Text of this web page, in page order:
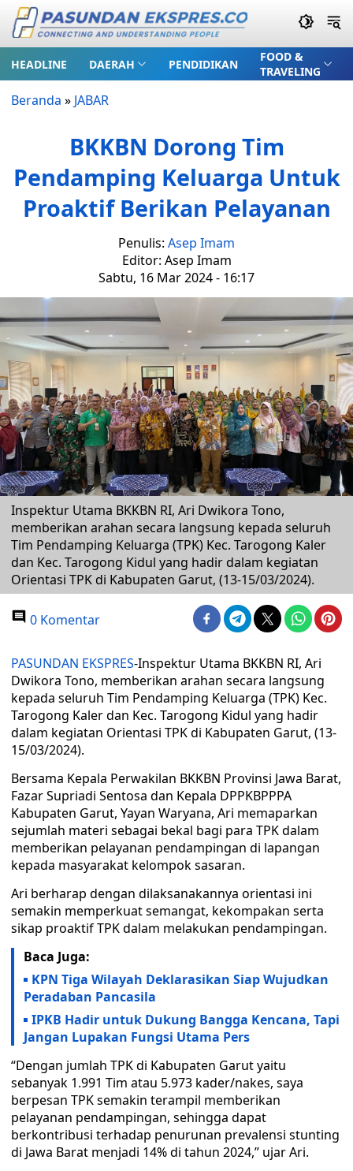
HEADLINE DAERAH PENDIDIKAN
FOOD &
TRAVELING
Beranda » JABAR
BKKBN Dorong Tim
Pendamping Keluarga Untuk
Proaktif Berikan Pelayanan
Penulis: Asep Imam
Editor: Asep Imam
Sabtu, 16 Mar 2024 - 16:17
Inspektur Utama BKKBN RI, Ari Dwikora Tono,
memberikan arahan secara langsung kepada seluruh
Tim Pendamping Keluarga (TPK) Kec. Tarogong Kaler
dan Kec. Tarogong Kidul yang hadir dalam kegiatan
Orientasi TPK di Kabupaten Garut, (13-15/03/2024).
0 Komentar
PASUNDAN EKSPRES-Inspektur Utama BKKBN RI, Ari
Dwikora Tono, memberikan arahan secara langsung
kepada seluruh Tim Pendamping Keluarga (TPK) Kec.
Tarogong Kaler dan Kec. Tarogong Kidul yang hadir
dalam kegiatan Orientasi TPK di Kabupaten Garut, (13-
15/03/2024).
Bersama Kepala Perwakilan BKKBN Provinsi Jawa Barat,
Fazar Supriadi Sentosa dan Kepala DPPKBPPPA
Kabupaten Garut, Yayan Waryana, Ari memaparkan
sejumlah materi sebagai bekal bagi para TPK dalam
memberikan pelayanan pendampingan di lapangan
kepada masyarakat kelompok sasaran.
Ari berharap dengan dilaksanakannya orientasi ini
semakin memperkuat semangat, kekompakan serta
sikap proaktif TPK dalam melakukan pendampingan.
Baca Juga:
KPN Tiga Wilayah Deklarasikan Siap Wujudkan
Peradaban Pancasila
IPKB Hadir untuk Dukung Bangga Kencana, Tapi
Jangan Lupakan Fungsi Utama Pers
“Dengan jumlah TPK di Kabupaten Garut yaitu
sebanyak 1.991 Tim atau 5.973 kader/nakes, saya
berpesan TPK semakin terampil memberikan
pelayanan pendampingan, sehingga dapat
berkontribusi terhadap penurunan prevalensi stunting
di Jawa Barat menjadi 14% di tahun 2024,” ujar Ari.